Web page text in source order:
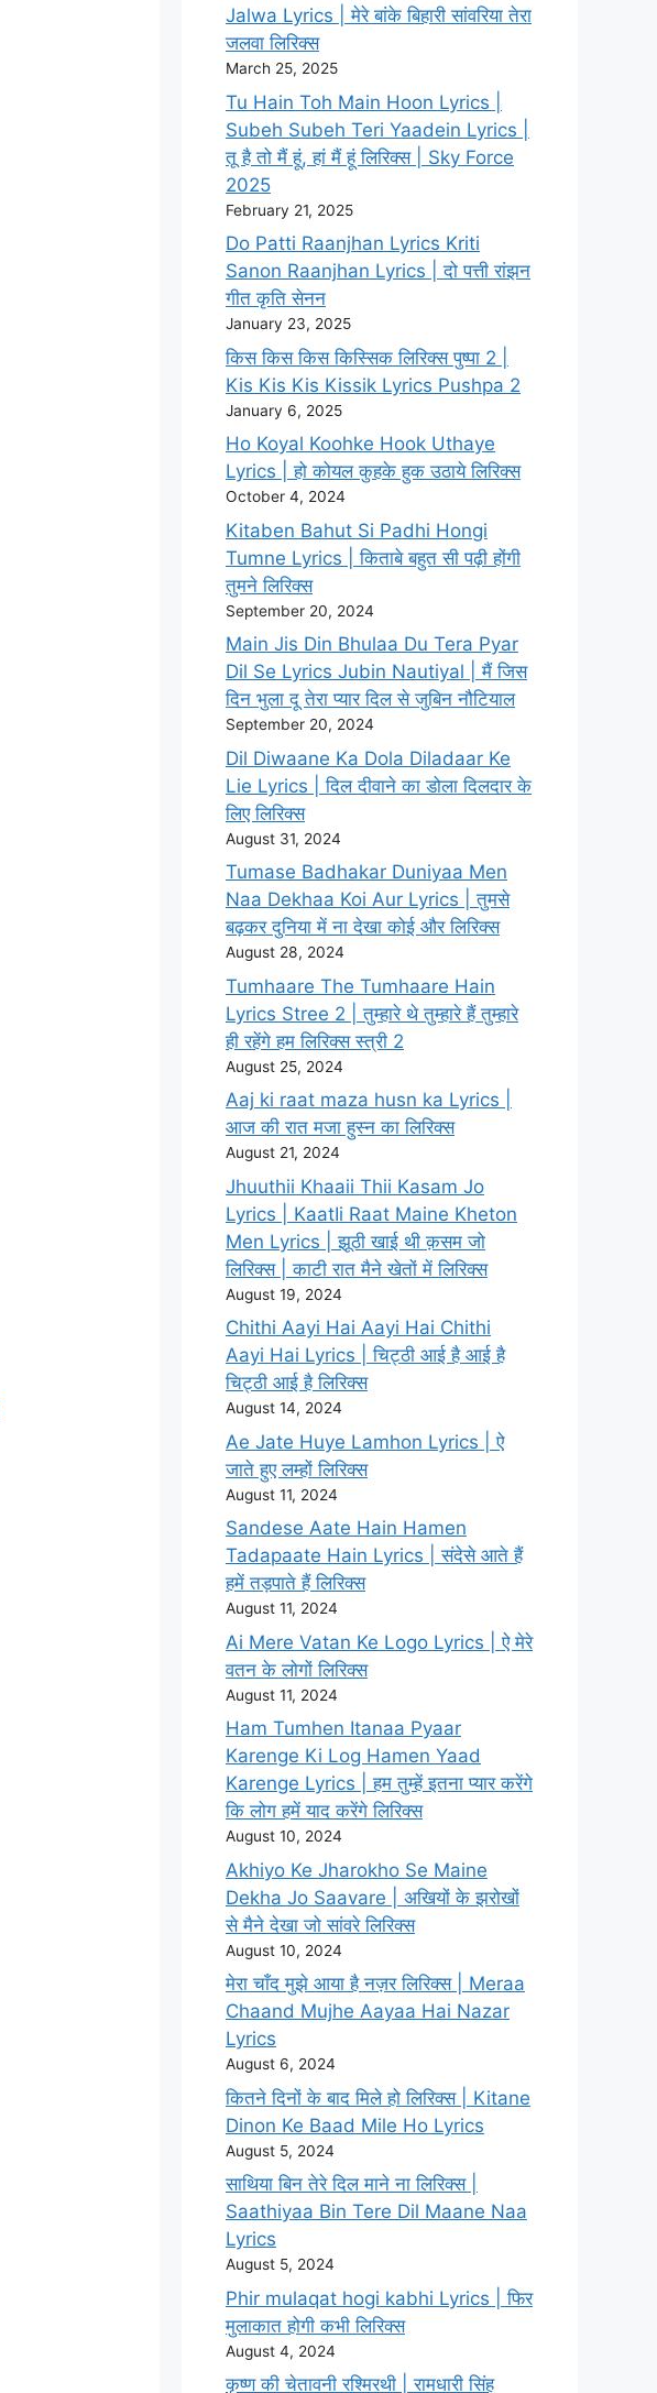
Jalwa Lyrics | मेरे बांके बिहारी सांवरिया तेरा
जलवा लिरिक्स
March 25, 2025
Tu Hain Toh Main Hoon Lyrics |
Subeh Subeh Teri Yaadein Lyrics |
तू है तो मैं हूं, हां मैं हूं लिरिक्स | Sky Force
2025
February 21, 2025
Do Patti Raanjhan Lyrics Kriti
Sanon Raanjhan Lyrics | दो पत्ती रांझन
गीत कृति सेनन
January 23, 2025
किस किस किस किस्सिक लिरिक्स पुष्पा 2 |
Kis Kis Kis Kissik Lyrics Pushpa 2
January 6, 2025
Ho Koyal Koohke Hook Uthaye
Lyrics | हो कोयल कुहके हुक उठाये लिरिक्स
October 4, 2024
Kitaben Bahut Si Padhi Hongi
Tumne Lyrics | किताबे बहुत सी पढ़ी होंगी
तुमने लिरिक्स
September 20, 2024
Main Jis Din Bhulaa Du Tera Pyar
Dil Se Lyrics Jubin Nautiyal | मैं जिस
दिन भुला दू तेरा प्यार दिल से जुबिन नौटियाल
September 20, 2024
Dil Diwaane Ka Dola Diladaar Ke
Lie Lyrics | दिल दीवाने का डोला दिलदार के
लिए लिरिक्स
August 31, 2024
Tumase Badhakar Duniyaa Men
Naa Dekhaa Koi Aur Lyrics | तुमसे
बढ़कर दुनिया में ना देखा कोई और लिरिक्स
August 28, 2024
Tumhaare The Tumhaare Hain
Lyrics Stree 2 | तुम्हारे थे तुम्हारे हैं तुम्हारे
ही रहेंगे हम लिरिक्स स्त्री 2
August 25, 2024
Aaj ki raat maza husn ka Lyrics |
आज की रात मजा हुस्न का लिरिक्स
August 21, 2024
Jhuuthii Khaaii Thii Kasam Jo
Lyrics | KaatIi Raat Maine Kheton
Men Lyrics | झूठी खाई थी क़सम जो
लिरिक्स | काटी रात मैने खेतों में लिरिक्स
August 19, 2024
Chithi Aayi Hai Aayi Hai Chithi
Aayi Hai Lyrics | चिट्ठी आई है आई है
चिट्ठी आई है लिरिक्स
August 14, 2024
Ae Jate Huye Lamhon Lyrics | ऐ
जाते हुए लम्हों लिरिक्स
August 11, 2024
Sandese Aate Hain Hamen
Tadapaate Hain Lyrics | संदेसे आते हैं
हमें तड़पाते हैं लिरिक्स
August 11, 2024
Ai Mere Vatan Ke Logo Lyrics | ऐ मेरे
वतन के लोगों लिरिक्स
August 11, 2024
Ham Tumhen Itanaa Pyaar
Karenge Ki Log Hamen Yaad
Karenge Lyrics | हम तुम्हें इतना प्यार करेंगे
कि लोग हमें याद करेंगे लिरिक्स
August 10, 2024
Akhiyo Ke Jharokho Se Maine
Dekha Jo Saavare | अखियों के झरोखों
से मैने देखा जो सांवरे लिरिक्स
August 10, 2024
मेरा चाँद मुझे आया है नज़र लिरिक्स | Meraa
Chaand Mujhe Aayaa Hai Nazar
Lyrics
August 6, 2024
कितने दिनों के बाद मिले हो लिरिक्स | Kitane
Dinon Ke Baad Mile Ho Lyrics
August 5, 2024
साथिया बिन तेरे दिल माने ना लिरिक्स |
Saathiyaa Bin Tere Dil Maane Naa
Lyrics
August 5, 2024
Phir mulaqat hogi kabhi Lyrics | फिर
मुलाकात होगी कभी लिरिक्स
August 4, 2024
कृष्ण की चेतावनी रश्मिरथी | रामधारी सिंह